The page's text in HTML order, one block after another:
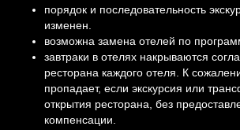
порядок и последовательность
изменен.
возможна замена отелей по
завтраки в отелях накрываются
ресторана каждого отеля. К
пропадает, если экскурсия или
открытия ресторана, без
компенсации.